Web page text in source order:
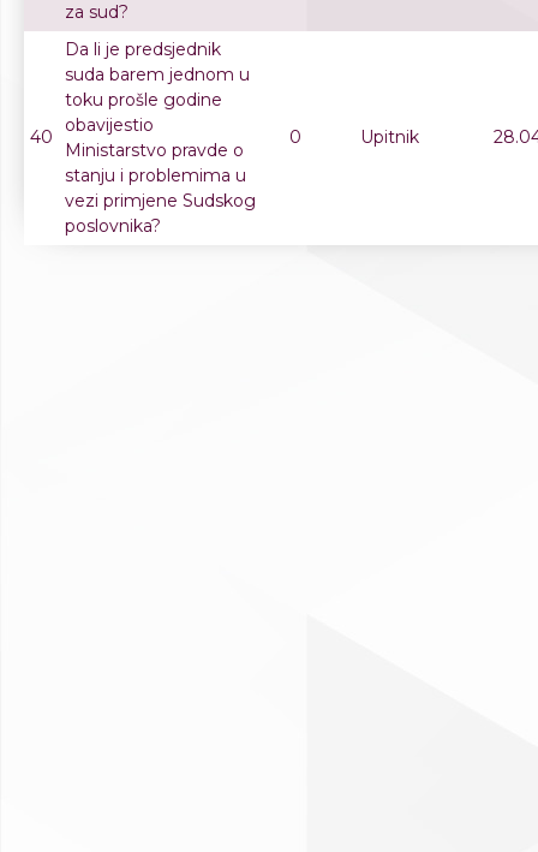
za sud?
40
Da li je predsjednik
suda barem jednom u
toku prošle godine
obavijestio
Ministarstvo pravde o
stanju i problemima u
vezi primjene Sudskog
poslovnika?
0 Upitnik